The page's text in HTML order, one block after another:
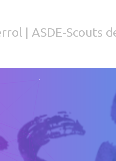
| ASDE-Scouts